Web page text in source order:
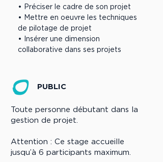
• Préciser le cadre de son projet
• Mettre en oeuvre les techniques
de pilotage de projet
• Insérer une dimension
collaborative dans ses projets
PUBLIC
Toute personne débutant dans la
gestion de projet.
Attention : Ce stage accueille
jusqu’à 6 participants maximum.